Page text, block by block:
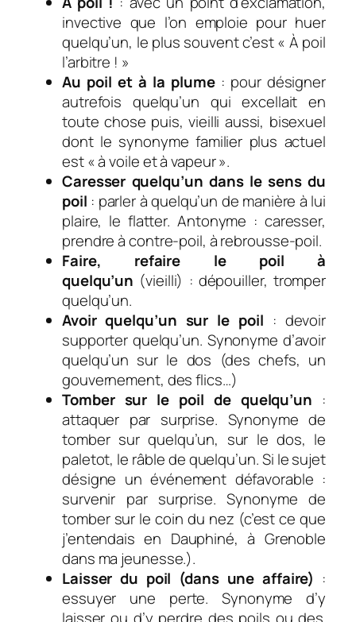
invective que l’on emploie pour huer
quelqu’un, le plus souvent c’est « À poil
l’arbitre ! »
Au poil et à la plume : pour désigner
autrefois quelqu’un qui excellait en
toute chose puis, vieilli aussi, bisexuel
dont le synonyme familier plus actuel
est«à voileet à vapeur ».
Caresser quelqu’un dans le sens du
poil : parler à quelqu’un de manière à lui
plaire, le flatter. Antonyme : caresser,
prendre à contre-poil, à rebrousse-poil.
Faire, refaire le poil à
quelqu’un (vieilli) : dépouiller, tromper
quelqu’un.
Avoir quelqu’un sur le poil : devoir
supporter quelqu’un. Synonyme d’avoir
quelqu’un sur le dos (des chefs, un
gouvernement, des flics…)
Tomber sur le poil de quelqu’un :
attaquer par surprise. Synonyme de
tomber surquelqu’un, sur le dos, le
paletot, le râbledequelqu’un.Si le sujet
désigne un événement défavorable :
survenir par surprise. Synonyme de
tombersur le coin du nez (c’est ce que
j’entendais en Dauphiné, à Grenoble
dans ma jeunesse.).
Laisser du poil (dans une affaire) :
essuyer une perte.
Synonyme d’y